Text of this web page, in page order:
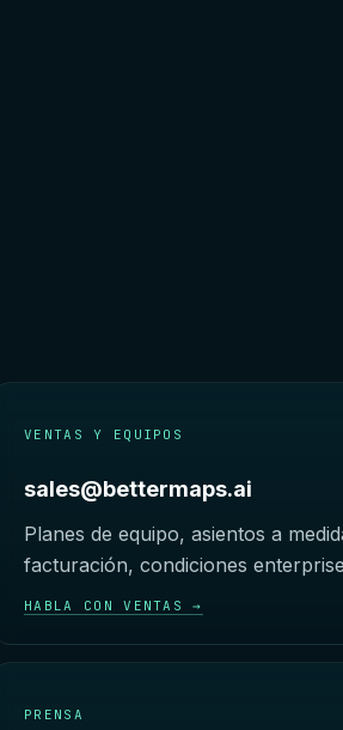
VENTAS Y EQUIPOS
sales@bettermaps.ai
Planes de equipo, asientos a
facturación, condiciones
HABLA CON VENTAS →
PRENSA